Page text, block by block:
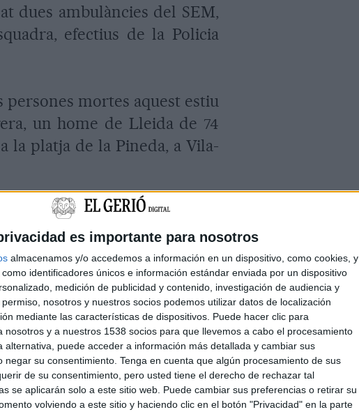
es importante para nosotros
almacenamos y/o accedemos a información en un dispositivo, como cookies, y
identificadores únicos e información estándar enviada por un dispositivo
medición de publicidad y contenido, investigación de audiencia y
nosotros y nuestros socios podemos utilizar datos de localización
mediante las características de dispositivos. Puede hacer clic para
nosotros y a nuestros 1538 socios para que llevemos a cabo el procesamiento
alternativa, puede acceder a información más detallada y cambiar sus
su consentimiento. Tenga en cuenta que algún procesamiento de sus
de su consentimiento, pero usted tiene el derecho de rechazar tal
se aplicarán solo a este sitio web. Puede cambiar sus preferencias o retirar su
volviendo a este sitio y haciendo clic en el botón "Privacidad" en la parte
dues ambulàncies del SEM,
efectius de la Policia
persones mortes aquest estiu
un home de Lleida de 74
la platja de la Pineda, a Vila-